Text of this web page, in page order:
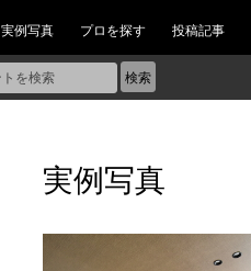
実例写真 プロを探す 投稿記事
実例写真